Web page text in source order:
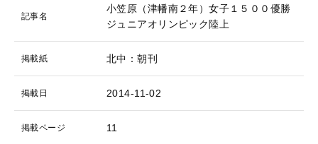
記事名
小笠原（津幡南２年）女子１５００優勝
ジュニアオリンピック陸上
掲載紙 北中：朝刊
掲載日 2014-11-02
掲載ページ 11